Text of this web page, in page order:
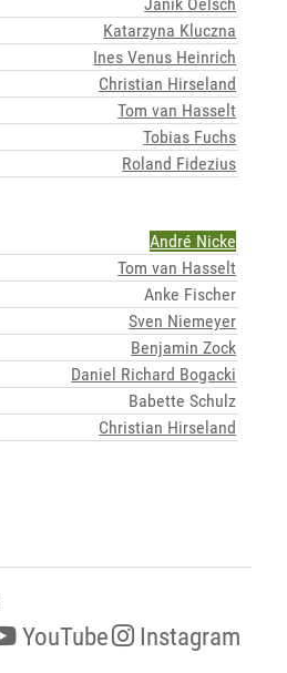
Katarzyna Kluczna
Ines Venus Heinrich
Christian Hirseland
Tom van Hasselt
Tobias Fuchs
Roland Fidezius
André Nicke
Tom van Hasselt
Anke Fischer
Sven Niemeyer
Benjamin Zock
Daniel Richard Bogacki
Babette Schulz
Christian Hirseland
YouTube Instagram